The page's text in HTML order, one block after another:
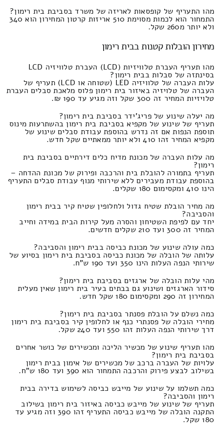
מהו התעריף של קופסאות לאריזה של משרד בסביבת בית רימון?
התמחור הוא לכמות מסוימת 510 אריזות קרטון המחירון הוא 340
ולא יותר מ260 שקל.
מחירון הובלות קטנות בבית רימון
מהו תעריף העברת טלוויזיות (LCD) העברת טלוויזיה LCD
בסינתזה של סבלות בבית רימון?
עלות העברה של טלוויזיה LED (שטוחה או LCD) תעריף של
העברה של טלויזיה באיזור בית רימון פלוס מלאכת סבלים העברת
טלויזיות המחיר זה 300 שקל וזה מגיע עד 190 ₪.
מה יעלה שינוע של פריג'ידר בסביבת בית רימון?
תעריף של שינוע של מקפיא בסביבת בית רימון בהשתרעות מינוס
תוספת הנפות אם זה נדרש בהוספת עבודת סבלים שינוע של
מקפיא המחיר זהו 410 ולא יותר ממאתיים שקל חדש.
מה עלות העברה של מכונת מדיח כלים דירתיים בסביבת בית
רימון?
תעריף בתמורה להובלת בית והרכבה ופירוק של מכונת ההדחה –
בהוספת עבודת מעבירים ללא שירותי מנוף עבודת סבלים התעריף
הינו 410 ומקסימום 180 שקלים.
מה מחיר הובלת שטיח גדול ולחלופין שטיח קיר בבית רימון
והסביבה?
יחד עם לפיפת השטיחון והסרה מעל קירות הבית במידה וחייב
המחיר זה 300 ועד 210 שקלים חדשים.
כמה עולה שינוע של מכונת כביסה בבית רימון והסביבה?
עלותה של הובלה של מכונת כביסה בסביבת בית רימון בסיוע של
שירותי הנפה העלות הינו 350 ועד 190 ש"ח.
מהי עלות הובלה של ארגזים בסביבת בית רימון?
סידור הארגזים ושינוע גם בבתים בעיר בית רימון שאין מעלית
המחירון זה 290 ומקסימום 180 שקל חדש.
כמה נשלם על הובלת פסנתר בסביבת בית רימון?
מחירי הובלה של פסנתרי כנף או לחלופין קיר בסביבת בית רימון
דרך שירותי הנפה העלות זהו 550 ועד 240 שקל.
מהו תעריף שינוע של מכשיר הליכה ומכשירים של כושר אחרים
בסביבת בית רימון?
עלויות של העברה ברכב של מכשירים של אימון בבית רימון
בשילוב לבצע פירוק והרכבה התמחור הוא 390 ועד 180 ש"ח.
כמה תשלמו על שינוע של מייבש כביסה לשימוש בדירה בבית
רימון והסביבה?
תעריף של שינוע של מייבש כביסה באיזור בית רימון בשילוב
התקנה הובלה של מייבש כביסה התעריף זהו 390 וזה מגיע עד
180 שקל.